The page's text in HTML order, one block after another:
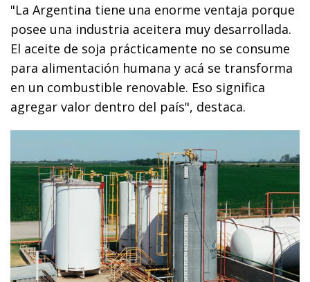
"La Argentina tiene una enorme ventaja porque
posee una industria aceitera muy desarrollada.
El aceite de soja prácticamente no se consume
para alimentación humana y acá se transforma
en un combustible renovable. Eso significa
agregar valor dentro del país", destaca.